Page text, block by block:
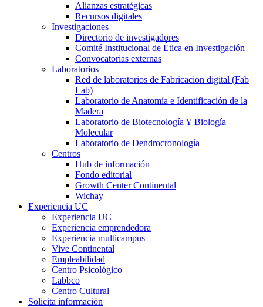
Alianzas estratégicas
Recursos digitales
Investigaciones
Directorio de investigadores
Comité Institucional de Ética en Investigación
Convocatorias externas
Laboratorios
Red de laboratorios de Fabricacion digital (Fab
Lab)
Laboratorio de Anatomía e Identificación de la
Madera
Laboratorio de Biotecnología Y Biología
Molecular
Laboratorio de Dendrocronología
Centros
Hub de información
Fondo editorial
Growth Center Continental
Wichay
Experiencia UC
Experiencia UC
Experiencia emprendedora
Experiencia multicampus
Vive Continental
Empleabilidad
Centro Psicológico
Labbco
Centro Cultural
Solicita información